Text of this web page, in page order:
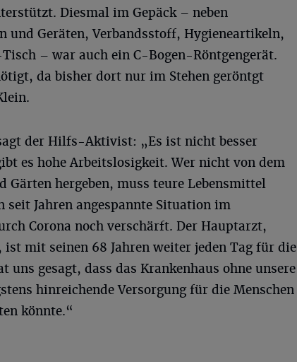
Diesmal im Gepäck – neben
und Geräten, Verbandsstoff, Hygieneartikeln,
– war auch ein C-Bogen-Röntgengerät.
da bisher dort nur im Stehen geröntgt
der Hilfs-Aktivist: „Es ist nicht besser
es hohe Arbeitslosigkeit. Wer nicht von dem
Gärten hergeben, muss teure Lebensmittel
seit Jahren angespannte Situation im
Corona noch verschärft. Der Hauptarzt,
mit seinen 68 Jahren weiter jeden Tag für die
uns gesagt, dass das Krankenhaus ohne unsere
hinreichende Versorgung für die Menschen
könnte.“